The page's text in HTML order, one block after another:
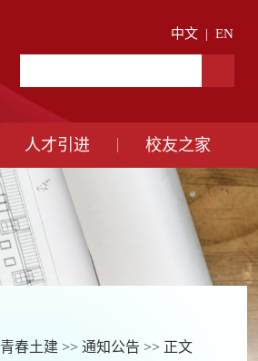
中文 | EN
人才引进 校友之家
青春土建 >> 通知公告 >> 正文